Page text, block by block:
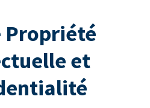
Propriété
et